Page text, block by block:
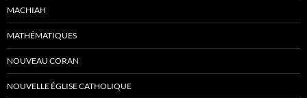
MACHIAH
MATHÉMATIQUES
NOUVEAU CORAN
NOUVELLE ÉGLISE CATHOLIQUE